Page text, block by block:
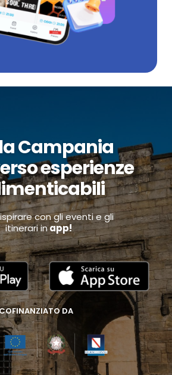
Campania
esperienze
con gli eventi e gli
itinerari inapp!
DA